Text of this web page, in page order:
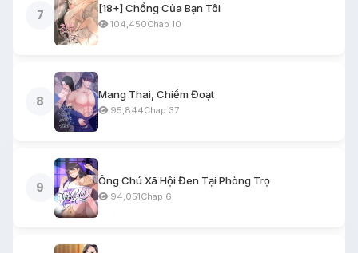
7
[18+] Chồng Của Bạn Tôi
104,450Chap 10
8
Mang Thai, Chiếm Đoạt
95,844Chap 37
9
Ông Chú Xã Hội Đen Tại Phòng Trọ
94,051Chap 6